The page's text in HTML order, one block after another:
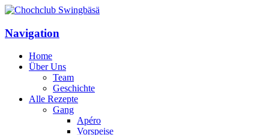
Navigation
Home
Über Uns
Team
Geschichte
Alle Rezepte
Gang
Apéro
Vorspeise